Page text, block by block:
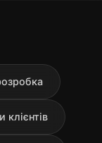
клієнтів